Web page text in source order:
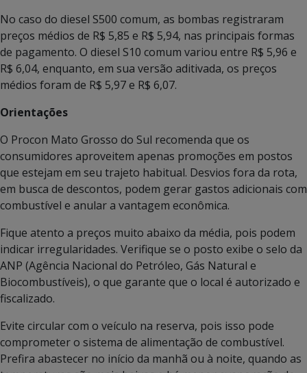
No caso do diesel S500 comum, as bombas registraram
preços médios de R$ 5,85 e R$ 5,94, nas principais formas
de pagamento. O diesel S10 comum variou entre R$ 5,96 e
R$ 6,04, enquanto, em sua versão aditivada, os preços
médios foram de R$ 5,97 e R$ 6,07.
Orientações
O Procon Mato Grosso do Sul recomenda que os
consumidores aproveitem apenas promoções em postos
que estejam em seu trajeto habitual. Desvios fora da rota,
em busca de descontos, podem gerar gastos adicionais com
combustível e anular a vantagem econômica.
Fique atento a preços muito abaixo da média, pois podem
indicar irregularidades. Verifique se o posto exibe o selo da
ANP (Agência Nacional do Petróleo, Gás Natural e
Biocombustíveis), o que garante que o local é autorizado e
fiscalizado.
Evite circular com o veículo na reserva, pois isso pode
comprometer o sistema de alimentação de combustível.
Prefira abastecer no início da manhã ou à noite, quando as